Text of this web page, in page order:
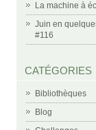
La machine à
Juin en
#116
CATÉGORIES
Bibliothèques
Blog